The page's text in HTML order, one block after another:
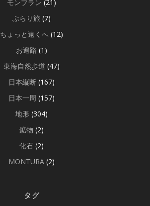
モンブラン (21)
ぶらり旅 (7)
ちょっと遠くへ (12)
お遍路 (1)
東海自然歩道 (47)
日本縦断 (167)
日本一周 (157)
地形 (304)
鉱物 (2)
化石 (2)
MONTURA (2)
タグ